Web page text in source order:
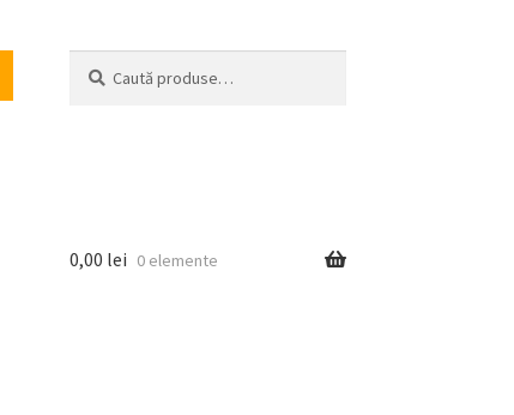
după:
0,00 lei 0 elemente